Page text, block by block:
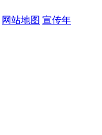
网站地图 宣传年